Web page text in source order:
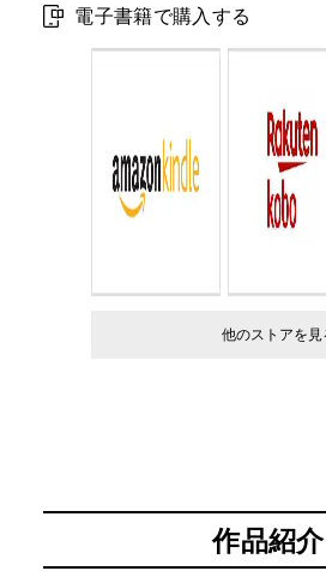
電子書籍で購入する
他のストア
作品紹介